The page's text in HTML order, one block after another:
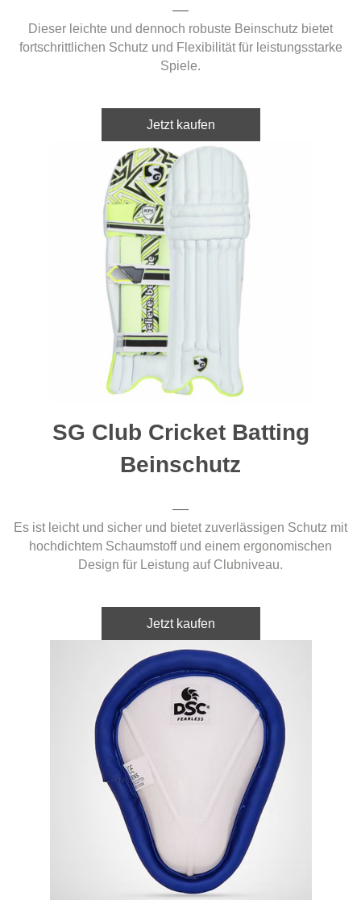
Dieser leichte und dennoch robuste Beinschutz bietet
fortschrittlichen Schutz und Flexibilität für leistungsstarke
Spiele.
Jetzt kaufen
SG Club Cricket Batting
Beinschutz
Es ist leicht und sicher und bietet zuverlässigen Schutz mit
hochdichtem Schaumstoff und einem ergonomischen
Design für Leistung auf Clubniveau.
Jetzt kaufen